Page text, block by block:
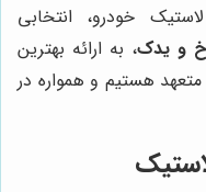
خودرو، انتخابی
و یدک، به ارائه بهترین
هستیم و همواره در